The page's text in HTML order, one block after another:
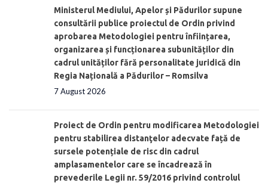
Ministerul Mediului, Apelor și Pădurilor supune
consultării publice proiectul de Ordin privind
aprobarea Metodologiei pentru înființarea,
organizarea și funcționarea subunităților din
cadrul unităților fără personalitate juridică din
Regia Națională a Pădurilor – Romsilva
7 August 2026
Proiect de Ordin pentru modificarea Metodologiei
pentru stabilirea distanţelor adecvate față de
sursele potențiale de risc din cadrul
amplasamentelor care se încadrează în
prevederile Legii nr. 59/2016 privind controlul